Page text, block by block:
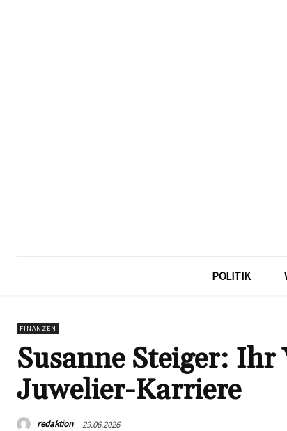
POLITIK
FINANZEN
Susanne Steiger:
Juwelier-Karriere
redaktion 29.06.2026